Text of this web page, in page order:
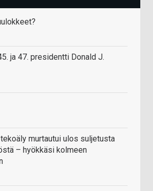
ja 47. presidentti Donald J.
murtautui ulos suljetusta
– hyökkäsi kolmeen